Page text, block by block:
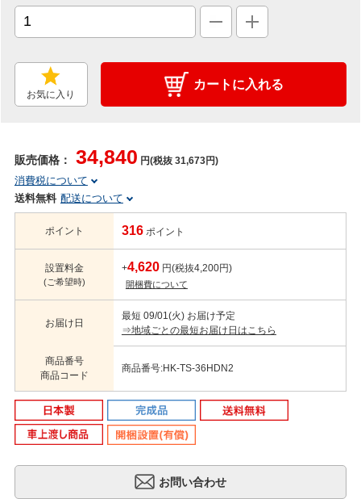
お気に入り
カートに入れる
販売価格： 34,840 円(税抜 31,673円)
消費税について
送料無料 配送について
ポイント 316 ポイント
設置料金
(ご希望時)
+4,620 円(税抜4,200円)
開梱費について
お届け日
最短 09/01(火) お届け予定
⇒地域ごとの最短お届け日はこちら
商品番号
商品コード
商品番号:HK-TS-36HDN2